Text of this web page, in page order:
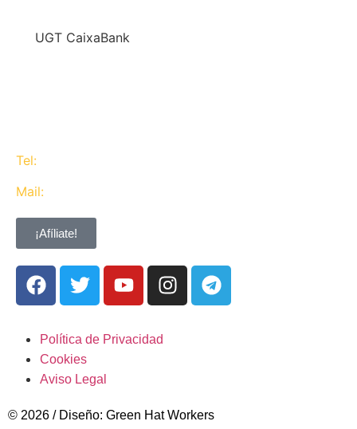
UGT CaixaBank
Tel:
Mail:
¡Afíliate!
Política de Privacidad
Cookies
Aviso Legal
© 2026 / Diseño: Green Hat Workers